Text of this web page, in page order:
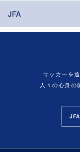
JFA
サッカーを
人々の心身の